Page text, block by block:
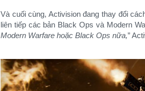
Và cuối cùng, Activision đang thay đổi
liên tiếp các bản Black Ops và Modern
Modern Warfare hoặc Black Ops nữa,”